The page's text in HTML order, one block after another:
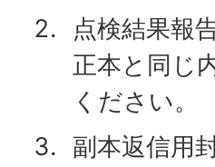
点検結果報
正本と同じ
ください。
副本返信用